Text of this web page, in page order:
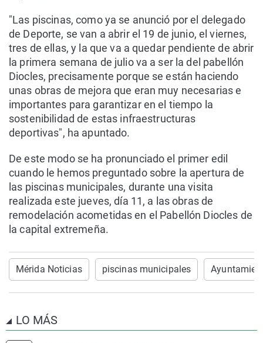
"Las piscinas, como ya se anunció por el delegado
de Deporte, se van a abrir el 19 de junio, el viernes,
tres de ellas, y la que va a quedar pendiente de abrir
la primera semana de julio va a ser la del pabellón
Diocles, precisamente porque se están haciendo
unas obras de mejora que eran muy necesarias e
importantes para garantizar en el tiempo la
sostenibilidad de estas infraestructuras
deportivas", ha apuntado.
De este modo se ha pronunciado el primer edil
cuando le hemos preguntado sobre la apertura de
las piscinas municipales, durante una visita
realizada este jueves, día 11, a las obras de
remodelación acometidas en el Pabellón Diocles de
la capital extremeña.
Mérida Noticias piscinas municipales
LO MÁS